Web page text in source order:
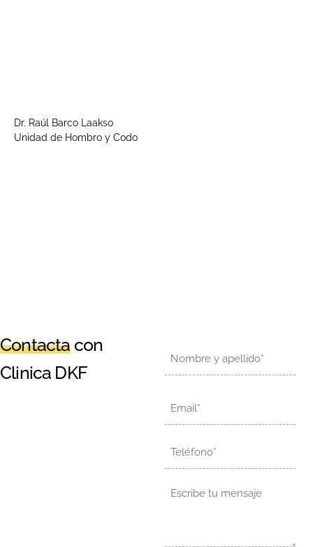
Dr. Raúl Barco Laakso
Unidad de Hombro y Codo
Contacta con
Clinica DKF